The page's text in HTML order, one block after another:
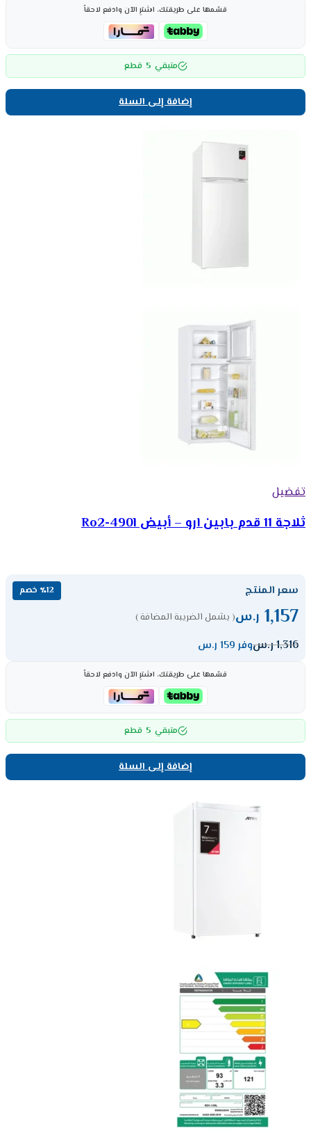
قسّمها على طريقتك، اشترِ الآن وادفع لاحقاً
متبقي 5 قطع
إضافة إلى السلة
تفضيل
ثلاجة 11 قدم بابين ارو – أبيض Ro2-490l
سعر المنتج ٪12 خصم
1,157 ر.س( يشمل الضريبة المضافة )
1,316ر.سوفر 159 ر.س
قسّمها على طريقتك، اشترِ الآن وادفع لاحقاً
متبقي 5 قطع
إضافة إلى السلة